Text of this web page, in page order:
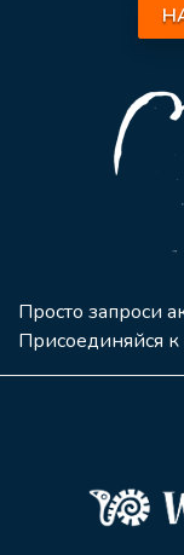
Просто запроси
Присоединяйся к